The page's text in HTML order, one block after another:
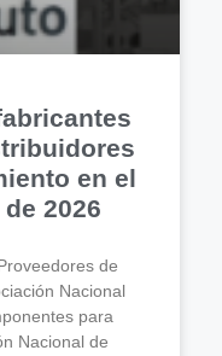
en el
2026
de
Nacional
para
Nacional de